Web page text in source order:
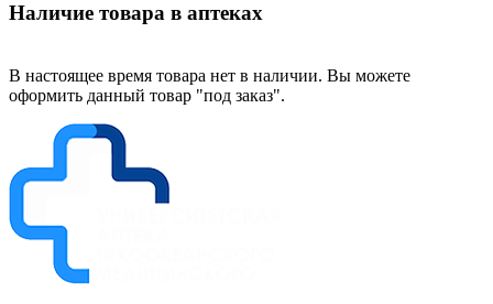
Наличие товара в аптеках
В настоящее время товара нет в наличии. Вы можете
оформить данный товар "под заказ".